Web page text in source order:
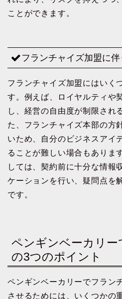
ことができます。
フランチャイズ加盟に
フランチャイズ加盟にはいく
す。例えば、ロイヤルティや
し、経営の自由度が制限され
た、フランチャイズ本部の方
いため、自分のビジネスアイ
ることが難しい場合もありま
しては、契約前に十分な情報
ケーションを行い、疑問点を
です。
ペンギンベーカリー
の3つのポイント
ペンギンベーカリーでフラン
させるためには、いくつかの